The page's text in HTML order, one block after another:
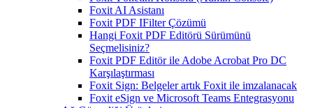
Foxit AI Asistanı
Foxit PDF IFilter Çözümü
Hangi Foxit PDF Editörü Sürümünü
Seçmelisiniz?
Foxit PDF Editör ile Adobe Acrobat Pro DC
Karşılaştırması
Foxit Sign: Belgeler artık Foxit ile imzalanacak
Foxit eSign ve Microsoft Teams Entegrasyonu